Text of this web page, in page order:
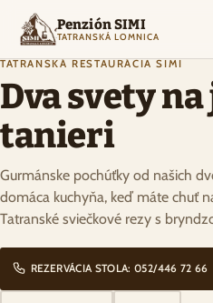
Penzión SIMI
TATRANSKÁ LOMNICA
TATRANSKÁ REŠTAURÁCIA SIMI
Dva svety
tanieri
Gurmánske pochúťky od našich
domáca kuchyňa, keď máte chuť
Tatranské sviečkové rezy s
REZERVÁCIA STOLA: 052/446 72 66